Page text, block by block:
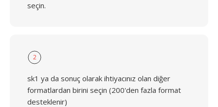
seçin.
2
sk1 ya da sonuç olarak ihtiyacınız olan diğer
formatlardan birini seçin (200'den fazla format
desteklenir)